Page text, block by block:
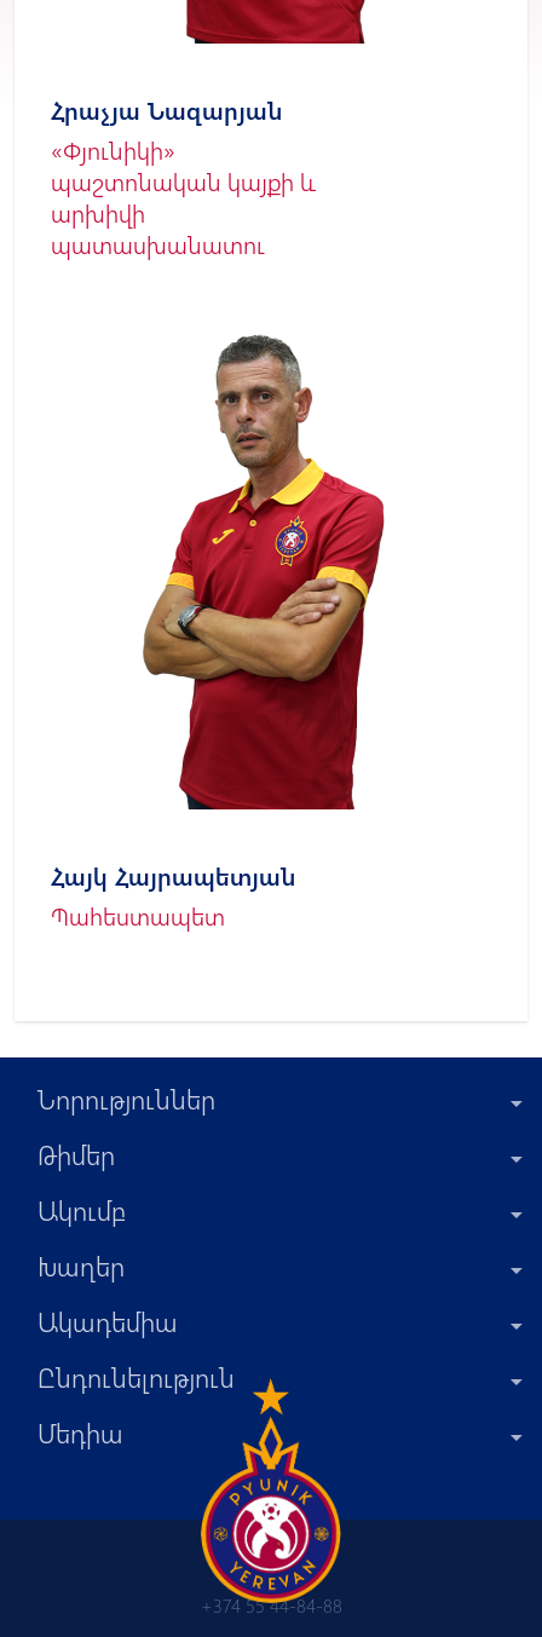
Հրաչյա Նազարյան
«Փյունիկի»
պաշտոնական կայքի և
արխիվի
պատասխանատու
Հայկ Հայրապետյան
Պահեստապետ
Նորություններ
Թիմեր
Ակումբ
Խաղեր
Ակադեմիա
Ընդունելություն
Մեդիա
+374 55 44-84-88